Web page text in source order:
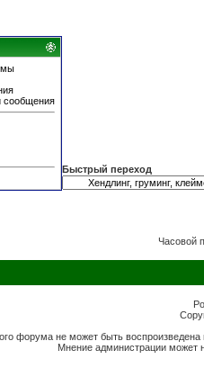
сообщения
Быстрый переход
Часовой
форума не может быть
Мнение администрации может